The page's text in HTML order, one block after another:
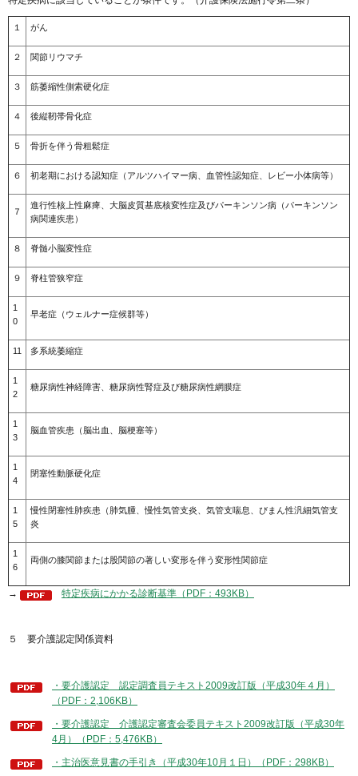
１ がん
２ 関節リウマチ
３ 筋萎縮性側索硬化症
４ 後縦靭帯骨化症
５ 骨折を伴う骨粗鬆症
６ 初老期における認知症（アルツハイマー病、血管性認知症、レビー小体病等）
７
進行性核上性麻痺、大脳皮質基底核変性症及びパーキンソン病（パーキンソン
病関連疾患）
８ 脊髄小脳変性症
９ 脊柱管狭窄症
1
0
早老症（ウェルナー症候群等）
11 多系統萎縮症
1
2
糖尿病性神経障害、糖尿病性腎症及び糖尿病性網膜症
1
3
脳血管疾患（脳出血、脳梗塞等）
1
4
閉塞性動脈硬化症
1
5
慢性閉塞性肺疾患（肺気腫、慢性気管支炎、気管支喘息、びまん性汎細気管支
炎
1
6
両側の膝関節または股関節の著しい変形を伴う変形性関節症
→ 特定疾病にかかる診断基準（PDF：493KB）
５ 要介護認定関係資料
・要介護認定 認定調査員テキスト2009改訂版（平成30年４月）
（PDF：2,106KB）
・要介護認定 介護認定審査会委員テキスト2009改訂版（平成30年
4月）（PDF：5,476KB）
・主治医意見書の手引き（平成30年10月１日）（PDF：298KB）